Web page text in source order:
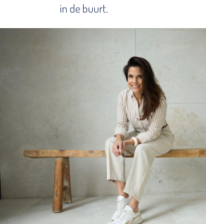
in de buurt.